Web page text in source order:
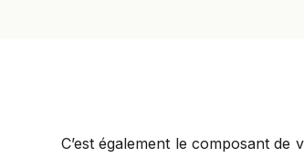
C’est également le composant